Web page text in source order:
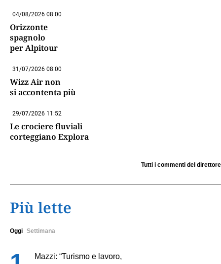
04/08/2026 08:00
Orizzonte
spagnolo
per Alpitour
31/07/2026 08:00
Wizz Air non
si accontenta più
29/07/2026 11:52
Le crociere fluviali
corteggiano Explora
Tutti i commenti del direttore
Più lette
Oggi Settimana
Mazzi: “Turismo e lavoro,